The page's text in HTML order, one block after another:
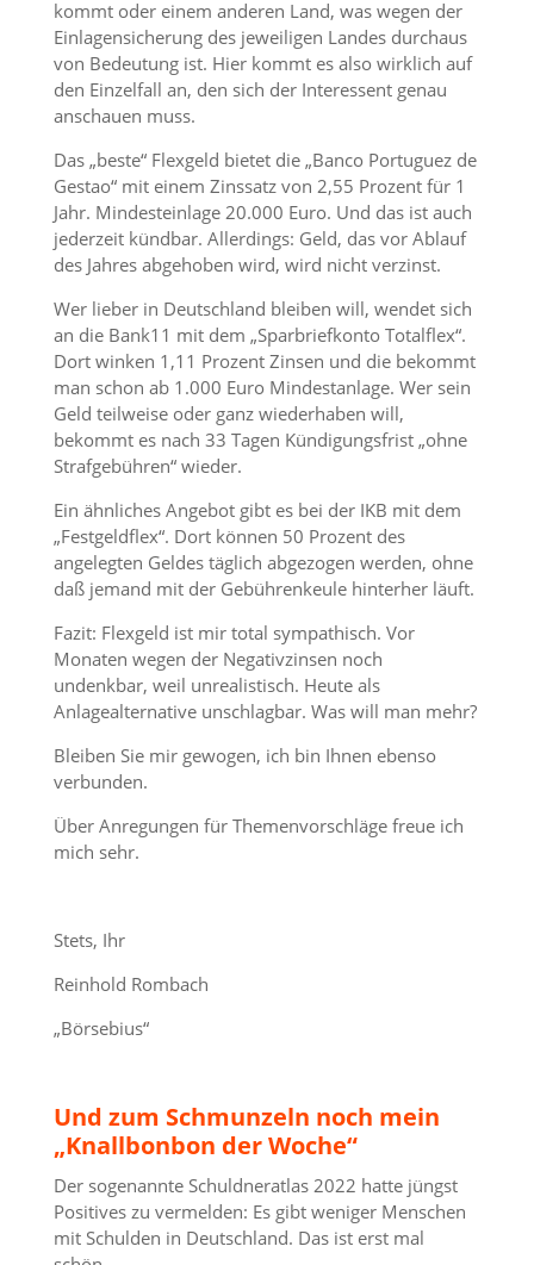
kommt oder einem anderen Land, was wegen der
Einlagensicherung des jeweiligen Landes durchaus
von Bedeutung ist. Hier kommt es also wirklich auf
den Einzelfall an, den sich der Interessent genau
anschauen muss.
Das „beste“ Flexgeld bietet die „Banco Portuguez de
Gestao“ mit einem Zinssatz von 2,55 Prozent für 1
Jahr. Mindesteinlage 20.000 Euro. Und das ist auch
jederzeit kündbar. Allerdings: Geld, das vor Ablauf
des Jahres abgehoben wird, wird nicht verzinst.
Wer lieber in Deutschland bleiben will, wendet sich
an die Bank11 mit dem „Sparbriefkonto Totalflex“.
Dort winken 1,11 Prozent Zinsen und die bekommt
man schon ab 1.000 Euro Mindestanlage. Wer sein
Geld teilweise oder ganz wiederhaben will,
bekommt es nach 33 Tagen Kündigungsfrist „ohne
Strafgebühren“ wieder.
Ein ähnliches Angebot gibt es bei der IKB mit dem
„Festgeldflex“. Dort können 50 Prozent des
angelegten Geldes täglich abgezogen werden, ohne
daß jemand mit der Gebührenkeule hinterher läuft.
Fazit: Flexgeld ist mir total sympathisch. Vor
Monaten wegen der Negativzinsen noch
undenkbar, weil unrealistisch. Heute als
Anlagealternative unschlagbar. Was will man mehr?
Bleiben Sie mir gewogen, ich bin Ihnen ebenso
verbunden.
Über Anregungen für Themenvorschläge freue ich
mich sehr.
Stets, Ihr
Reinhold Rombach
„Börsebius“
Und zum Schmunzeln noch mein
„Knallbonbon der Woche“
Der sogenannte Schuldneratlas 2022 hatte jüngst
Positives zu vermelden: Es gibt weniger Menschen
mit Schulden in Deutschland. Das ist erst mal